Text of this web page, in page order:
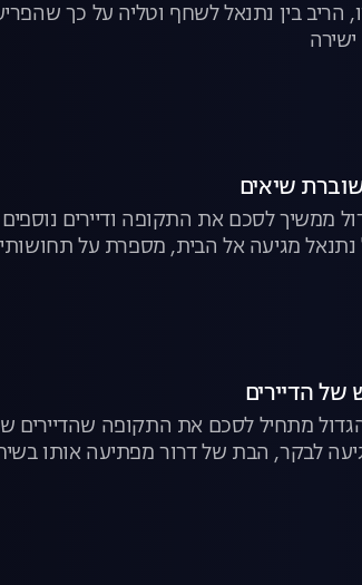
בין נתנאל לשחף וטליה על כך
ממשיך לסכם את התקופה ודיירים
מגיעה אל הבית, מספרת על
לצפייה ישירה
מתחיל לסכם את התקופה שהדיירים
לבקר, הבת של דרור מפתיעה אותו
ישירה